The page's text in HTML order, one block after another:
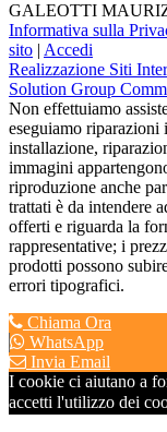
GALEOTTI
Informativa sulla
sito | Accedi
Realizzazione Siti
Solution Group
Non effettuiamo
eseguiamo riparazioni
installazione,
immagini
riproduzione anche
trattati è da intendere
offerti e riguarda la
rappresentative; i
prodotti possono
errori tipografici.
Chiama Ora
WhatsApp
Invia Email
I cookie ci aiutano a
accetti l'utilizzo dei